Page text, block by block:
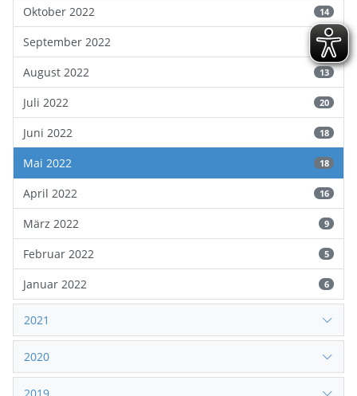
Oktober 2022 14
September 2022 19
August 2022 13
Juli 2022 20
Juni 2022 18
Mai 2022 18
April 2022 16
März 2022 9
Februar 2022 5
Januar 2022 6
2021
2020